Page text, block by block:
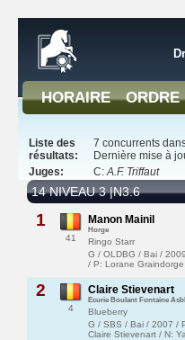
HORAIRE ORDRE
Liste des
résultats:
7 concurrents
Dernière mise à
Juges:
C:A.F. Triffaut
14 NIVEAU 3 |N3.6
1
41
Manon Mainil
Horge
Ringo Starr
G / OLDBG / Bai /
/ P: Lorane
2
4
Claire Stievenart
Ecurie Boulant Fontaine Asbl
Blueberry
G / SBS / Bai / 2007 /
Claire Stievenart / N: